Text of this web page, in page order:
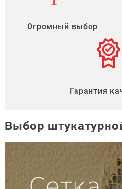
Огромный выбор
Гарантия
Выбор